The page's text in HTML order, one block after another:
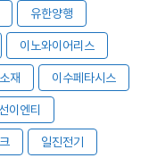
유한양행
이노와이어리스
재 이수페타시스
이엔티
일진전기